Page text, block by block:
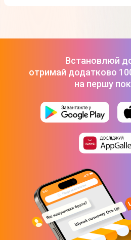
Акустика Marshall Portable
Встановлюй
отримай додатково
на першу